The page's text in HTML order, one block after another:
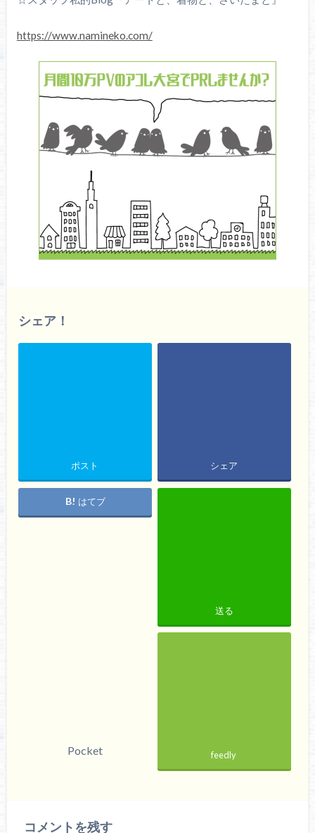
https://www.namineko.com/
シェア！
ポスト シェア
はてブ
送る
Pocket feedly
コメントを残す